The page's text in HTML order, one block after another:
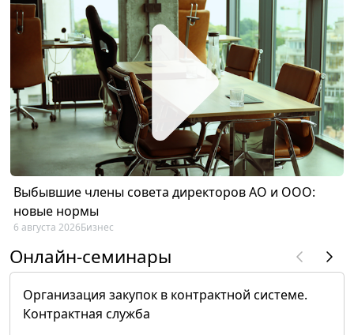
Выбывшие члены совета директоров АО и ООО:
новые нормы
6 августа 2026Бизнес
Онлайн-семинары
Организация закупок в контрактной системе.
Контрактная служба